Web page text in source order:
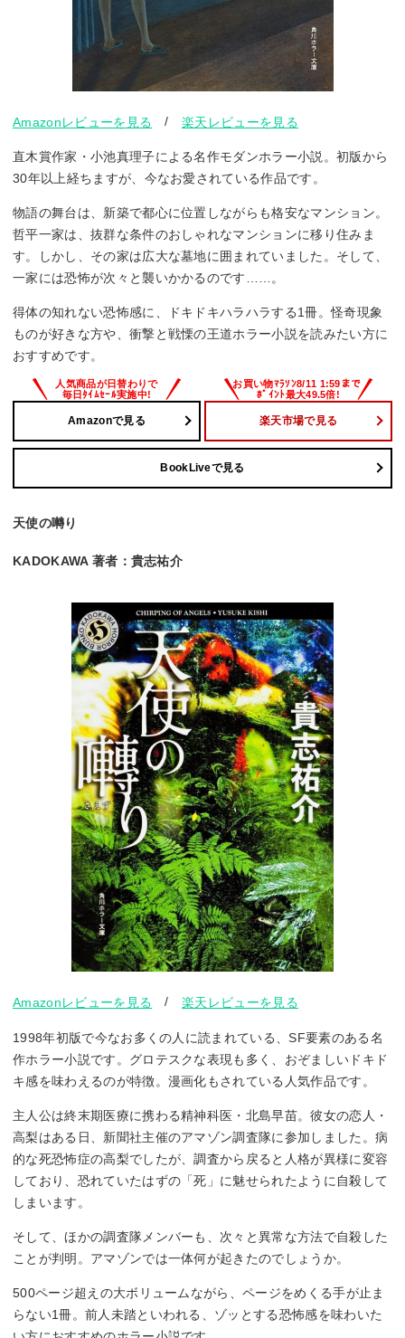
Amazonレビューを見る /楽天レビューを見る
直木賞作家・小池真理子による名作モダンホラー小説。初版から
30年以上経ちますが、今なお愛されている作品です。
物語の舞台は、新築で都心に位置しながらも格安なマンション。
哲平一家は、抜群な条件のおしゃれなマンションに移り住みま
す。しかし、その家は広大な墓地に囲まれていました。そして、
一家には恐怖が次々と襲いかかるのです……。
得体の知れない恐怖感に、ドキドキハラハラする1冊。怪奇現象
ものが好きな方や、衝撃と戦慄の王道ホラー小説を読みたい方に
おすすめです。
Amazonで見る 楽天市場で見る
BookLiveで見る
天使の囀り
KADOKAWA 著者：貴志祐介
Amazonレビューを見る /楽天レビューを見る
1998年初版で今なお多くの人に読まれている、SF要素のある名
作ホラー小説です。グロテスクな表現も多く、おぞましいドキド
キ感を味わえるのが特徴。漫画化もされている人気作品です。
主人公は終末期医療に携わる精神科医・北島早苗。彼女の恋人・
高梨はある日、新聞社主催のアマゾン調査隊に参加しました。病
的な死恐怖症の高梨でしたが、調査から戻ると人格が異様に変容
しており、恐れていたはずの「死」に魅せられたように自殺して
しまいます。
そして、ほかの調査隊メンバーも、次々と異常な方法で自殺した
ことが判明。アマゾンでは一体何が起きたのでしょうか。
500ページ超えの大ボリュームながら、ページをめくる手が止ま
らない1冊。前人未踏といわれる、ゾッとする恐怖感を味わいた